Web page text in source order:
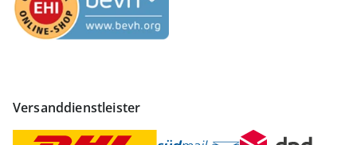
Versanddienstleister